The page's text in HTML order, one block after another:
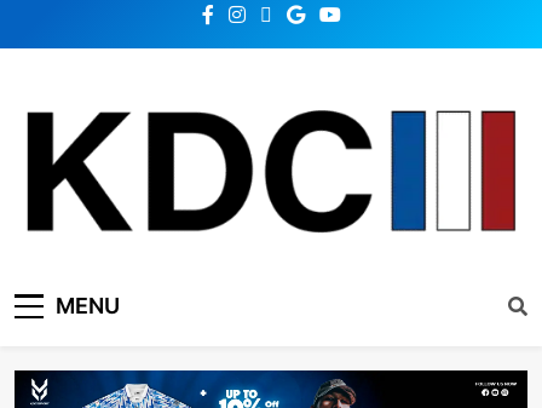
KDC SOLUTION | เคดีซี
โซลูชั่น
MENU